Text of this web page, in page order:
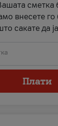
сметка
внесете го
сакате да
Плати